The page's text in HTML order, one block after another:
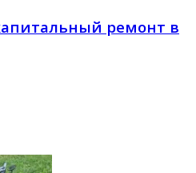
ремонт в